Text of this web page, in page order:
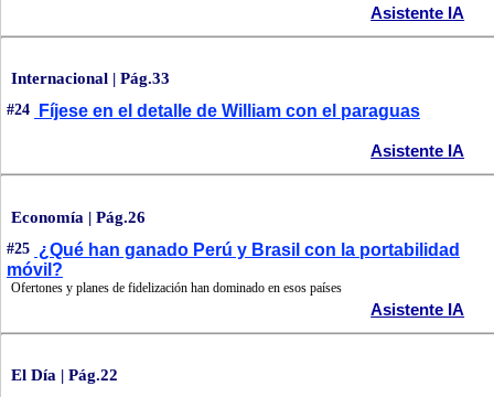
Asistente IA
Internacional | Pág.33
#24 Fíjese en el detalle de William con el paraguas
Asistente IA
Economía | Pág.26
#25 ¿Qué han ganado Perú y Brasil con la portabilidad
móvil?
Ofertones y planes de fidelización han dominado en esos países
Asistente IA
El Día | Pág.22